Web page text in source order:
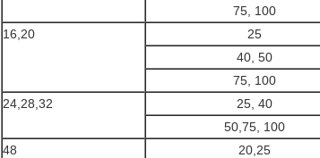
75, 100
16,20
25
40, 50
75, 100
24,28,32
25, 40
50,75, 100
48
20,25